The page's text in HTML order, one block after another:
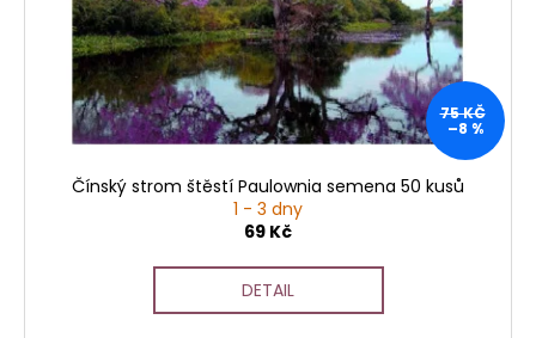
75 KČ
–8 %
Čínský strom štěstí Paulownia semena 50 kusů
1 - 3 dny
69 Kč
DETAIL